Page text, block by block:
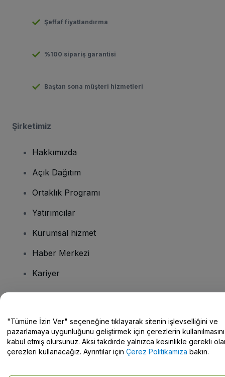
Şeffaf fiyatlandırma
%100 sipariş garantisi
Baştan sona müşteri hizmetleri
Şirketimiz
Hakkımızda
Açık Dağıtım
Ortaklık Programı
Yatırımcılar
Kurumsal hizmet
Haber Merkezi
Kariyer
Yardım Merkezi / Bize Ulaşın
"Tümüne İzin Ver" seçeneğine tıklayarak sitenin işlevselliğini ve
pazarlamaya uygunluğunu geliştirmek için çerezlerin kullanılmasını
kabul etmiş olursunuz. Aksi takdirde yalnızca kesinlikle gerekli
çerezleri kullanacağız. Ayrıntılar için Çerez Politikamıza bakın.